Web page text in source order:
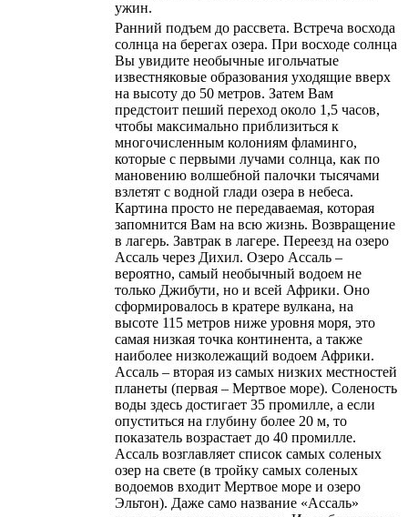
ужин.
Ранний подъем до рассвета. Встреча восхода
солнца на берегах озера. При восходе солнца
Вы увидите необычные игольчатые
известняковые образования уходящие вверх
на высоту до 50 метров. Затем Вам
предстоит пеший переход около 1,5 часов,
чтобы максимально приблизиться к
многочисленным колониям фламинго,
которые с первыми лучами солнца, как по
мановению волшебной палочки тысячами
взлетят с водной глади озера в небеса.
Картина просто не передаваемая, которая
запомнится Вам на всю жизнь. Возвращение
в лагерь. Завтрак в лагере. Переезд на озеро
Ассаль через Дихил. Озеро Ассаль –
вероятно, самый необычный водоем не
только Джибути, но и всей Африки. Оно
сформировалось в кратере вулкана, на
высоте 115 метров ниже уровня моря, это
самая низкая точка континента, а также
наиболее низколежащий водоем Африки.
Ассаль – вторая из самых низких местностей
планеты (первая – Мертвое море). Соленость
воды здесь достигает 35 промилле, а если
опуститься на глубину более 20 м, то
показатель возрастает до 40 промилле.
Ассаль возглавляет список самых соленых
озер на свете (в тройку самых соленых
водоемов входит Мертвое море и озеро
Эльтон). Даже само название «Ассаль»